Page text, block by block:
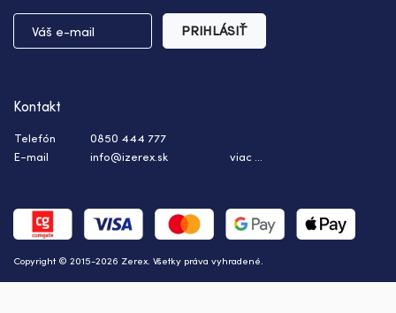
PRIHLÁSIŤ
Copyright © 2015-2026 Zerex. Všetky práva vyhradené.
Kontakt
Telefón
0850 444 777
E-mail
info@izerex.sk viac ...